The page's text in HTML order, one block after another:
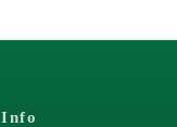
Info